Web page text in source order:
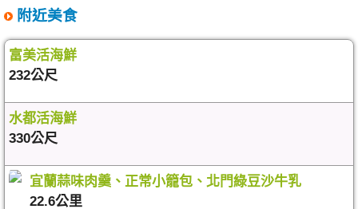
附近美食
富美活海鮮
232公尺
水都活海鮮
330公尺
宜蘭蒜味肉羹、正常小籠包、北門綠豆沙牛乳
22.6公里